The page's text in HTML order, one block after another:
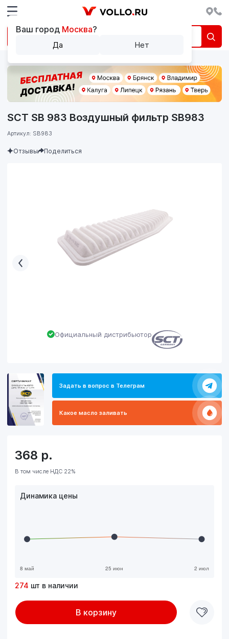
Официальный дистрибьютор
Задать в вопрос в Телеграм
Какое масло заливать
SCT SB 983 Воздушный фильтр SB983
Артикул: SB983
Отзывы Поделиться
368 р.
В том числе НДС 22%
Динамика цены
274 шт в наличии
В корзину
Ваш город Москва?
Да Нет